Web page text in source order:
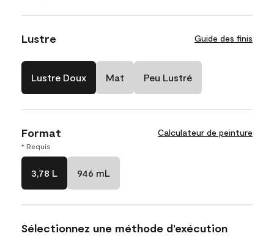
Lustre Guide des finis
Lustre Doux Mat Peu Lustré
Format Calculateur de peinture
* Requis
3,78 L 946 mL
Sélectionnez une méthode d’exécution